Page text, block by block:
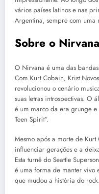
vários países latinos e nas
Argentina, sempre com uma
Sobre o Nirvana
O Nirvana é uma das
Com Kurt Cobain, Krist
revolucionou o cenário
suas letras introspectivas. O
é um marco da era grunge
Teen Spirit”.
Mesmo após a morte de
influenciar gerações e a
Esta turnê do Seattle
é uma forma de manter vivo
que mudou a história do rock.